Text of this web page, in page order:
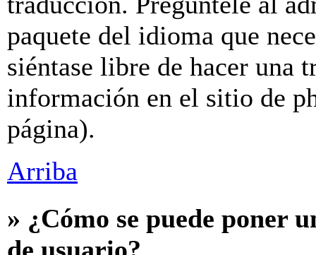
paquete del idioma que
siéntase libre de hacer una
información en el sitio de
página).
Arriba
» ¿Cómo se puede poner